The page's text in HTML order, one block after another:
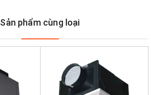
Sản phẩm cùng loại